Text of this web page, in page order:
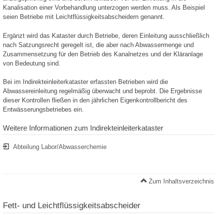
Kanalisation einer Vorbehandlung unterzogen werden muss. Als Beispiel
seien Betriebe mit Leichtflüssigkeitsabscheidern genannt.
Ergänzt wird das Kataster durch Betriebe, deren Einleitung ausschließlich
nach Satzungsrecht geregelt ist, die aber nach Abwassermenge und
Zusammensetzung für den Betrieb des Kanalnetzes und der Kläranlage
von Bedeutung sind.
Bei im Indirekteinleiterkataster erfassten Betrieben wird die
Abwassereinleitung regelmäßig überwacht und beprobt. Die Ergebnisse
dieser Kontrollen fließen in den jährlichen Eigenkontrollbericht des
Entwässerungsbetriebes ein.
Weitere Informationen zum Indirekteinleiterkataster
Abteilung Labor/Abwasserchemie
Zum Inhaltsverzeichnis
Fett- und Leichtflüssigkeitsabscheider